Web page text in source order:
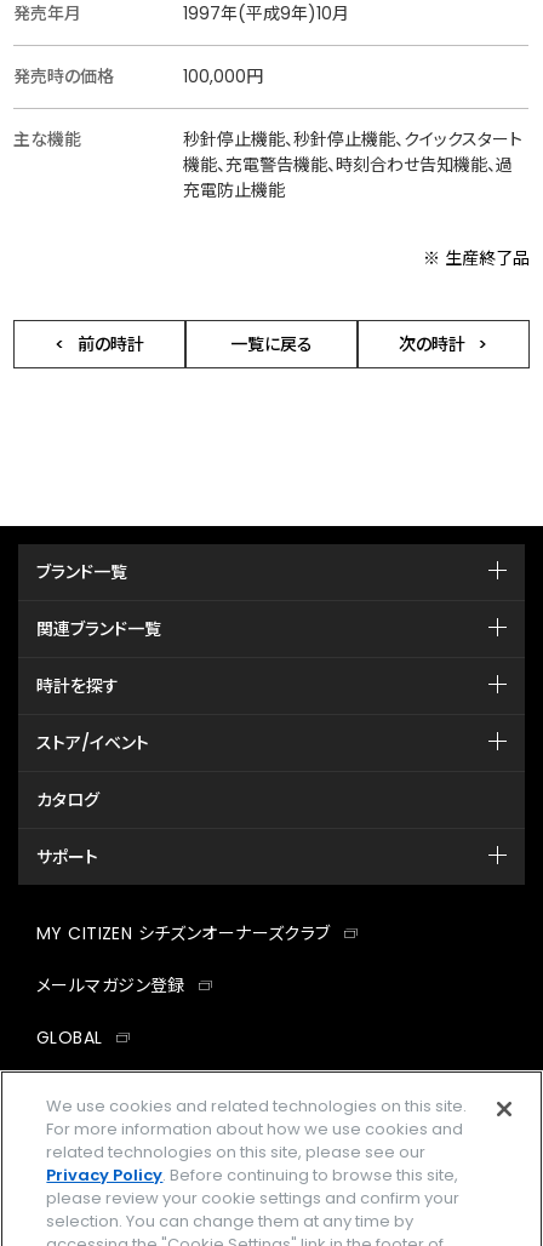
発売年月 1997年(平成9年)10月
発売時の価格 100,000円
主な機能
秒針停止機能、秒針停止機能、クイックスタート
機能、充電警告機能、時刻合わせ告知機能、過
充電防止機能
※ 生産終了品
前の時計 一覧に戻る 次の時計
ブランド一覧
関連ブランド一覧
時計を探す
ストア/イベント
カタログ
サポート
MY CITIZEN シチズンオーナーズクラブ
メールマガジン登録
GLOBAL
facebookinstagramtwitter
企業情報 ご利用規約
We use cookies and related technologies on this site.
For more information about how we use cookies and
related technologies on this site, please see our
Privacy Policy. Before continuing to browse this site,
please review your cookie settings and confirm your
selection. You can change them at any time by